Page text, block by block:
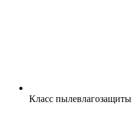
Класс пылевлагозащиты